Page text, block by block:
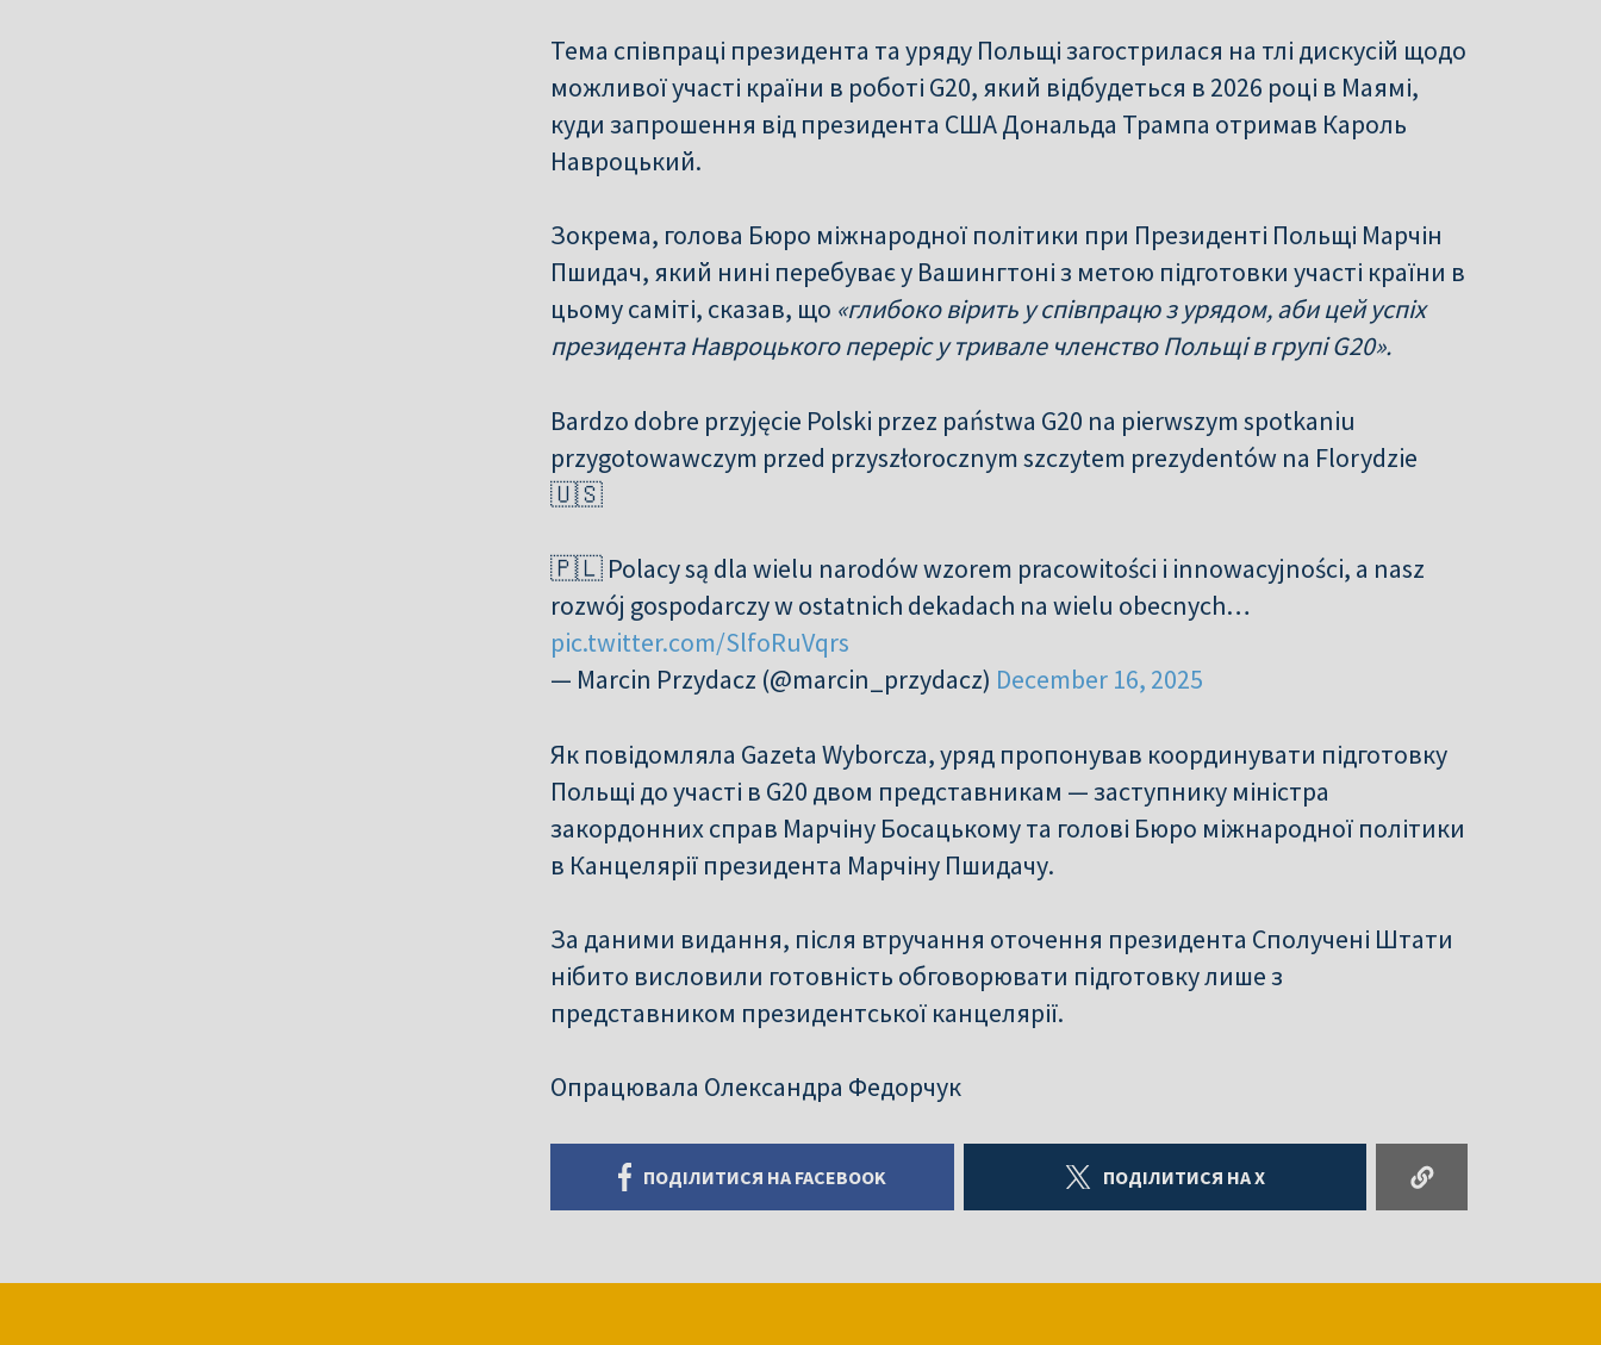
Тема співпраці президента та уряду Польщі загострилася на тлі дискусій щодо
можливої участі країни в роботі G20, який відбудеться в 2026 році в Маямі,
куди запрошення від президента США Дональда Трампа отримав Кароль
Навроцький.
Зокрема, голова Бюро міжнародної політики при Президенті Польщі Марчін
Пшидач, який нині перебуває у Вашингтоні з метою підготовки участі країни в
цьому саміті, сказав, що «глибоко вірить у співпрацю з урядом, аби цей успіх
президента Навроцького переріс у тривале членство Польщі в групі G20».
Bardzo dobre przyjęcie Polski przez państwa G20 na pierwszym spotkaniu
przygotowawczym przed przyszłorocznym szczytem prezydentów na Florydzie
🇺🇸
🇵🇱 Polacy są dla wielu narodów wzorem pracowitości i innowacyjności, a nasz
rozwój gospodarczy w ostatnich dekadach na wielu obecnych…
pic.twitter.com/SlfoRuVqrs
— Marcin Przydacz (@marcin_przydacz) December 16, 2025
Як повідомляла Gazeta Wyborcza, уряд пропонував координувати підготовку
Польщі до участі в G20 двом представникам — заступнику міністра
закордонних справ Марчіну Босацькому та голові Бюро міжнародної політики
в Канцелярії президента Марчіну Пшидачу.
За даними видання, після втручання оточення президента Сполучені Штати
нібито висловили готовність обговорювати підготовку лише з
представником президентської канцелярії.
Опрацювала Олександра Федорчук
ПОДІЛИТИСЯ НА FACEBOOK ПОДІЛИТИСЯ НА X